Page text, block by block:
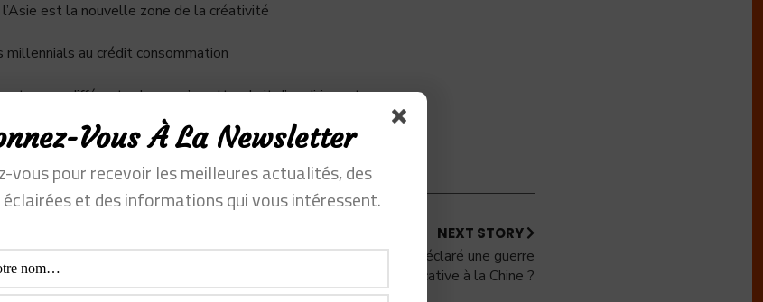
est la nouvelle zone de la créativité
au crédit consommation
et assez différente de ce qu’on attendrait d’un dirigeant
dans les
NEXT STORY
AI Mindset : Pourquoi l’Inde a déclaré une guerre
applicative à la Chine ?
Vous À La Newsletter
vous pour recevoir les meilleures actualités, des
et des informations qui vous intéressent.